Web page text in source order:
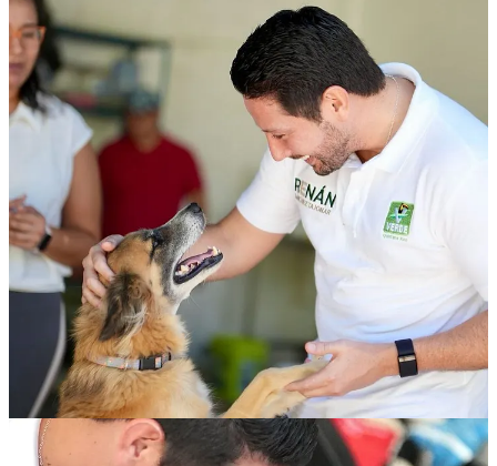
Compartir
Discusión sobre este post
Comentarios Restacks
Lo mejor de Último Debates